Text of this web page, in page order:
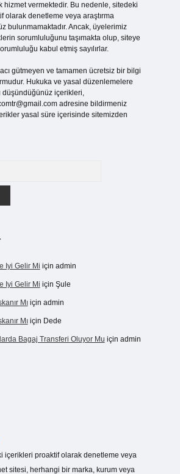
hizmet vermektedir. Bu nedenle, sitedeki
olarak denetleme veya araştırma
bulunmamaktadır. Ancak, üyelerimiz
sorumluluğunu taşımakta olup, siteye
kabul etmiş sayılırlar.
gütmeyen ve tamamen ücretsiz bir bilgi
Hukuka ve yasal düzenlemelere
düşündüğünüz içerikleri,
adresine bildirmeniz
yasal süre içerisinde sitemizden
Iyi Gelir Mi için admin
Iyi Gelir Mi için Şule
Mıiçin admin
Mıiçin Dede
Bagaj Transferi Oluyor Mu için admin
içerikleri proaktif olarak denetleme veya
sitesi, herhangi bir marka, kurum veya